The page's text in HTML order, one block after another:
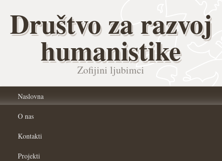
Društvo za razvoj
humanistike
Zofijini ljubimci
Naslovna
O nas
Kontakti
Projekti